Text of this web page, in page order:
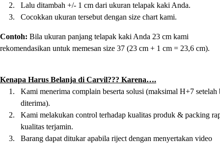
2.
Lalu ditambah +/- 1 cm dari ukuran telapak kaki Anda.
3.
Cocokkan ukuran tersebut dengan size chart kami.
Contoh: Bila ukuran panjang telapak kaki Anda 23 cm kami
rekomendasikan untuk memesan size 37 (23 cm + 1 cm = 23,6 cm).
Kenapa Harus Belanja di Carvil??? Karena….
1.
Kami menerima complain beserta solusi (maksimal H+7 setelah
diterima).
2.
Kami melakukan control terhadap kualitas produk & packing
kualitas terjamin.
3.
Barang dapat ditukar apabila riject dengan menyertakan video